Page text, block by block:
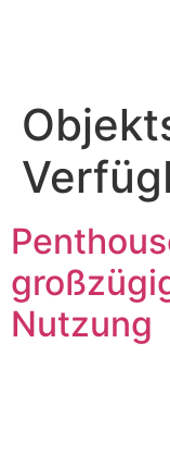
Nutzung